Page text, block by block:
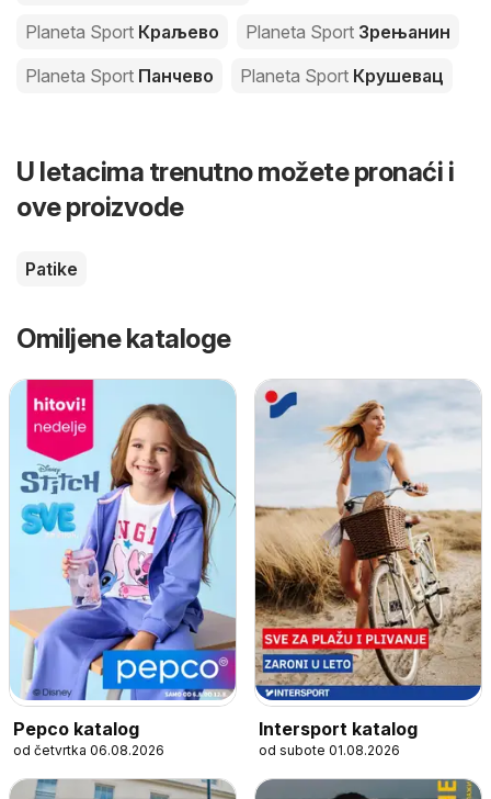
Planeta Sport Краљево Planeta Sport Зрењанин
Planeta Sport Панчево Planeta Sport Крушевац
U letacima trenutno možete pronaći i
ove proizvode
Patike
Omiljene kataloge
Pepco katalog
od četvrtka 06.08.2026
Intersport katalog
od subote 01.08.2026